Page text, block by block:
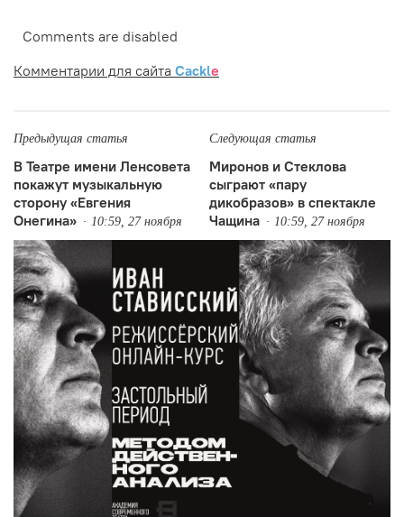
Comments are disabled
Комментарии для сайта Cackle
Предыдущая статья
В Театре имени Ленсовета
покажут музыкальную
сторону «Евгения
Онегина»
10:59, 27 ноября
Следующая статья
Миронов и Стеклова
сыграют «пару
дикобразов» в спектакле
Чащина
10:59, 27 ноября